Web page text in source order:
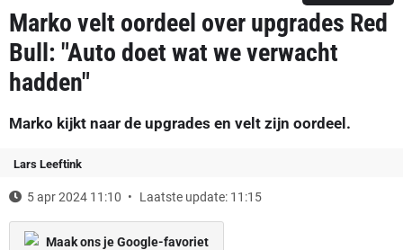
Marko velt oordeel over upgrades Red
Bull: "Auto doet wat we verwacht
hadden"
Marko kijkt naar de upgrades en velt zijn oordeel.
Lars Leeftink
5 apr 2024 11:10 Laatste update: 11:15
Maak ons je Google-favoriet